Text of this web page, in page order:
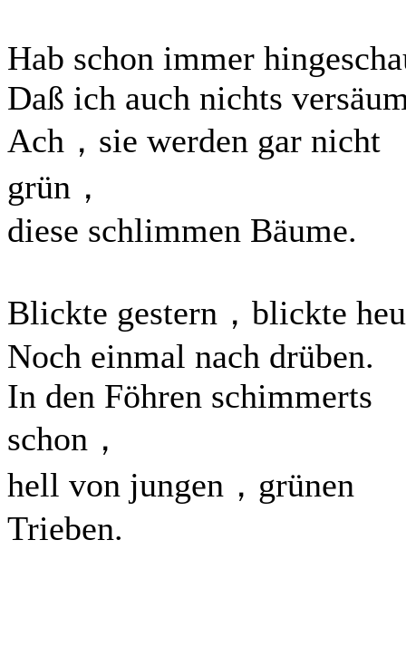
Hab schon immer
Daß ich auch nichts
Ach，sie werden gar nicht
grün，
diese schlimmen Bäume.
Blickte gestern，blickte
Noch einmal nach drüben.
In den Föhren schimmerts
schon，
hell von jungen，grünen
Trieben.